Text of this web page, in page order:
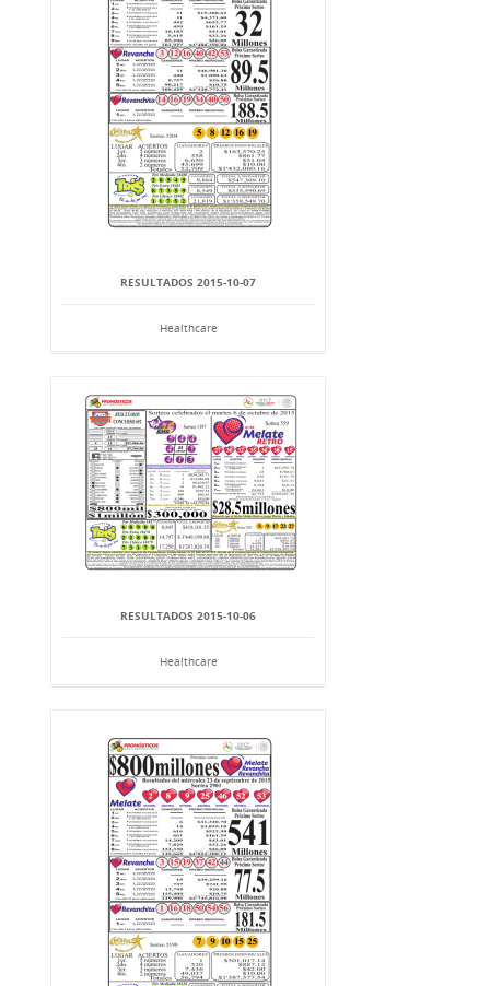
RESULTADOS 2015-10-07
Healthcare
RESULTADOS 2015-10-06
Healthcare